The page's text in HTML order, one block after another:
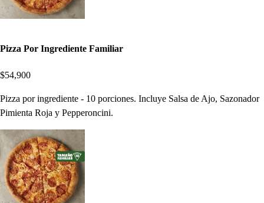
Pizza Por Ingrediente Familiar
$54,900
Pizza por ingrediente - 10 porciones. Incluye Salsa de Ajo, Sazonador
Pimienta Roja y Pepperoncini.